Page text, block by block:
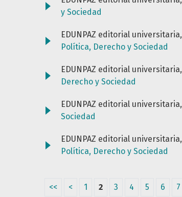
y Sociedad
EDUNPAZ editorial universitaria,
Política, Derecho y Sociedad
EDUNPAZ editorial universitaria,
Derecho y Sociedad
EDUNPAZ editorial universitaria,
Sociedad
EDUNPAZ editorial universitaria,
Política, Derecho y Sociedad
<< < 1 2 3 4 5 6 7